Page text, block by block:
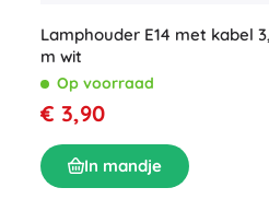
Lamphouder E14 met kabel
m wit
Op voorraad
€ 3,90
In mandje